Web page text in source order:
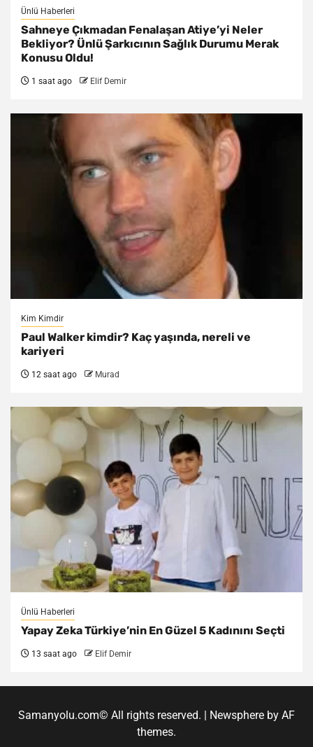
Ünlü Haberleri
Sahneye Çıkmadan Fenalaşan Atiye’yi Neler
Bekliyor? Ünlü Şarkıcının Sağlık Durumu Merak
Konusu Oldu!
1 saat ago Elif Demir
Kim Kimdir
Paul Walker kimdir? Kaç yaşında, nereli ve
kariyeri
12 saat ago Murad
Ünlü Haberleri
Yapay Zeka Türkiye’nin En Güzel 5 Kadınını Seçti
13 saat ago Elif Demir
Samanyolu.com© All rights reserved. | Newsphere by AF
themes.